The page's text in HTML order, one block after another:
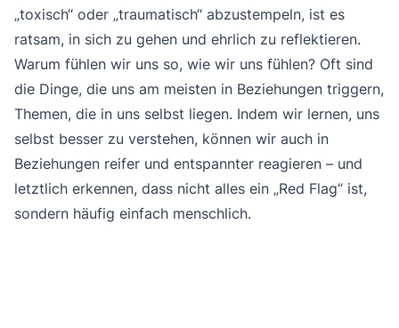
„toxisch“ oder „traumatisch“ abzustempeln, ist es
ratsam, in sich zu gehen und ehrlich zu reflektieren.
Warum fühlen wir uns so, wie wir uns fühlen? Oft sind
die Dinge, die uns am meisten in Beziehungen triggern,
Themen, die in uns selbst liegen. Indem wir lernen, uns
selbst besser zu verstehen, können wir auch in
Beziehungen reifer und entspannter reagieren – und
letztlich erkennen, dass nicht alles ein „Red Flag“ ist,
sondern häufig einfach menschlich.